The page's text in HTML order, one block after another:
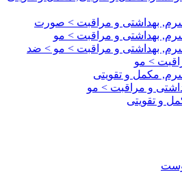
بهداشتی و مراقبت > صورت
بهداشتی و مراقبت > مو
بهداشتی و مراقبت > مو > ضد
> مو
مکمل و تقویتی
و مراقبت > مو
و تقویتی